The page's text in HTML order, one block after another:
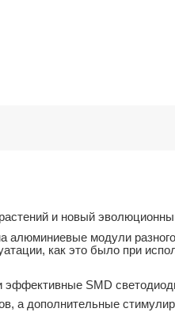
и новый
модули
как это было при
SMD
а дополнительные